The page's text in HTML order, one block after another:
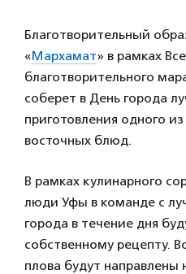
Благотворительный
«Мархамат» в рамках
благотворительного
соберет в День города
приготовления одного
восточных блюд.
В рамках кулинарного
люди Уфы в команде с
города в течение дня
собственному рецепту.
плова будут направлены